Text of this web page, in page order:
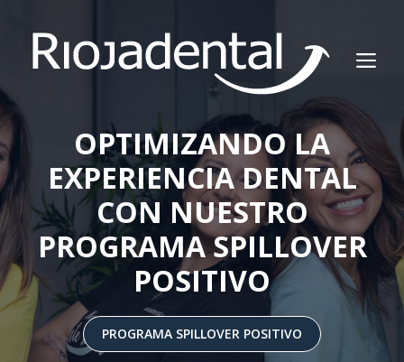
contenido
OPTIMIZANDO LA
EXPERIENCIA DENTAL
CON NUESTRO
PROGRAMA SPILLOVER
POSITIVO
PROGRAMA SPILLOVER POSITIVO